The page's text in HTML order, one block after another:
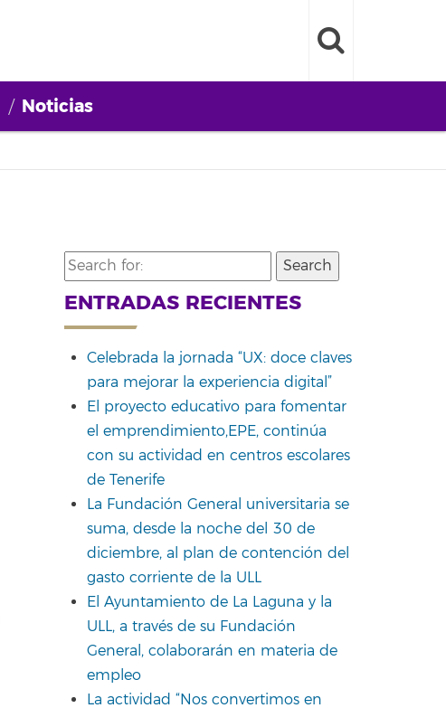
Noticias
Search
for:
ENTRADAS RECIENTES
Celebrada la jornada “UX: doce claves
para mejorar la experiencia digital”
El proyecto educativo para fomentar
el emprendimiento,EPE, continúa
con su actividad en centros escolares
de Tenerife
La Fundación General universitaria se
suma, desde la noche del 30 de
diciembre, al plan de contención del
gasto corriente de la ULL
El Ayuntamiento de La Laguna y la
ULL, a través de su Fundación
General, colaborarán en materia de
empleo
La actividad “Nos convertimos en